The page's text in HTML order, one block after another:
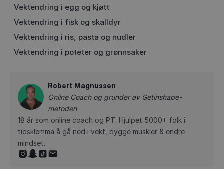
Vektendring i egg og kjøtt
Vektendring i fisk og skalldyr
Vektendring i ris, pasta og nudler
Vektendring i poteter og grønnsaker
Robert Magnussen
Online Coach og grunder av Getinshape-
metoden
18 år som online coach og PT. Hjulpet 5000+ folk i
tidsklemma å gå ned i vekt, bygge muskler & endre
mindset.